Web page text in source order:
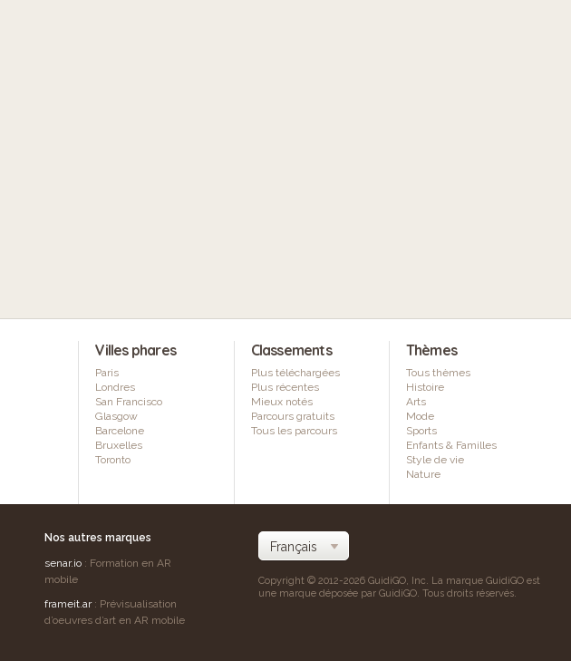
Villes phares
Paris
Londres
San Francisco
Glasgow
Barcelone
Bruxelles
Toronto
Classements
Plus téléchargées
Plus récentes
Mieux notés
Parcours gratuits
Tous les parcours
Thèmes
Tous thèmes
Histoire
Arts
Mode
Sports
Enfants & Familles
Style de vie
Nature
Nos autres marques
senar.io: Formation en AR
mobile
frameit.ar: Prévisualisation
d’oeuvres d’art en AR mobile
Copyright © 2012-2026 GuidiGO, Inc. La marque GuidiGO est
une marque déposée par GuidiGO. Tous droits réservés.